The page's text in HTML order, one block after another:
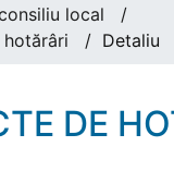
local
/
/ Detaliu
DE